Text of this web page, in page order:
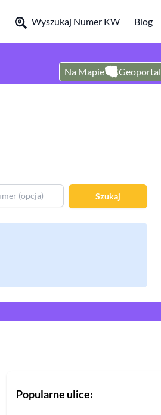
Wyszukaj Numer KW Blog
Na Mapie Geoportal
Szukaj
Popularne ulice: